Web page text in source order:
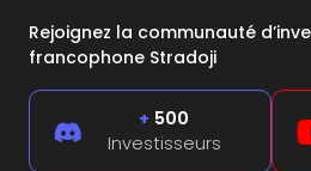
Rejoignez la communauté
francophone Stradoji
+ 500
Investisseurs